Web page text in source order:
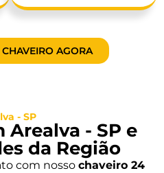
AGORA
- SP
- SP e
da Região
com nosso chaveiro 24